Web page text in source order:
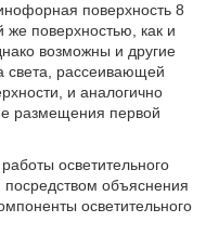
поверхность 8
поверхностью, как и
возможны и другие
света, рассеивающей
и аналогично
размещения первой
осветительного
посредством объяснения
осветительного